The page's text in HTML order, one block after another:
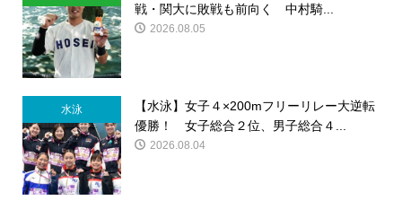
戦・関大に敗戦も前向く 中村騎...
2026.08.05
水泳
【水泳】女子４×200mフリーリレー大逆転
優勝！ 女子総合２位、男子総合４...
2026.08.04